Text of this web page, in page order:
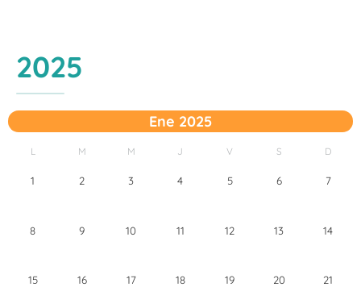
2025
Ene 2025
L M M J V S D
1 2 3 4 5 6 7
8 9 10 11 12 13 14
15 16 17 18 19 20 21